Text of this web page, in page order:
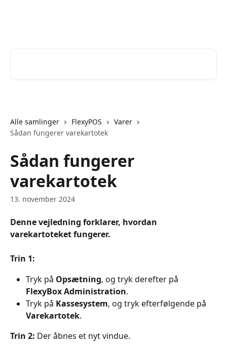
Alle samlinger FlexyPOS
Varer
Sådan fungerer varekartotek
Sådan fungerer
varekartotek
13. november 2024
Denne vejledning forklarer, hvordan
varekartoteket fungerer.
Trin 1:
Tryk på Opsætning, og tryk derefter på
FlexyBox Administration.
Tryk på Kassesystem, og tryk efterfølgende på
Varekartotek.
Trin 2: Der åbnes et nyt vindue.